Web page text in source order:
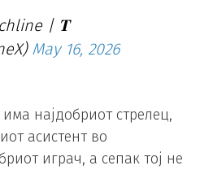
| 𝐓
May 16, 2026
најдобриот стрелец,
асистент во
играч, а сепак тој не